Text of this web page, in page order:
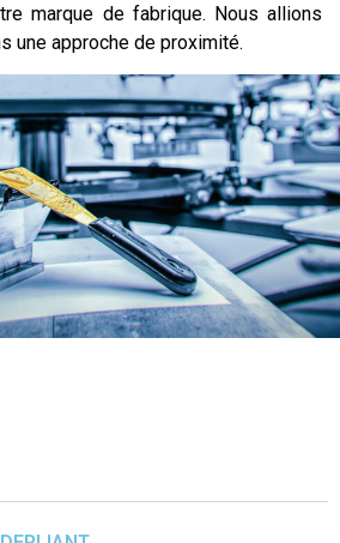
marque de fabrique. Nous allions
une approche de proximité.